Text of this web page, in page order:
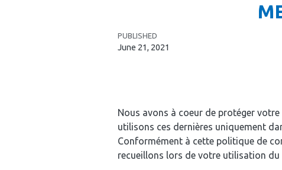
PUBLISHED
June 21, 2021
Nous avons à coeur de protéger
utilisons ces dernières uniquement
Conformément à cette politique de
recueillons lors de votre utilisation du